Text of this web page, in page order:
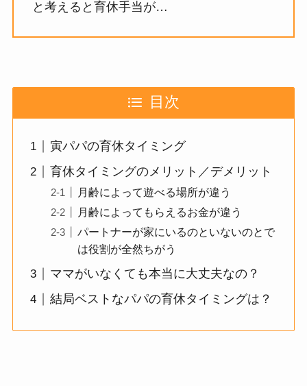
と考えると育休手当が…
目次
寅パパの育休タイミング
育休タイミングのメリット／デメリット
月齢によって遊べる場所が違う
月齢によってもらえるお金が違う
パートナーが家にいるのといないのとで
は役割が全然ちがう
ママがいなくても本当に大丈夫なの？
結局ベストなパパの育休タイミングは？